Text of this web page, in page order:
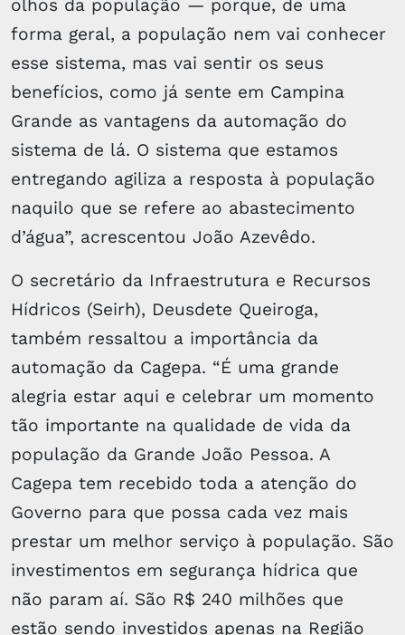
olhos da população — porque, de uma
forma geral, a população nem vai conhecer
esse sistema, mas vai sentir os seus
benefícios, como já sente em Campina
Grande as vantagens da automação do
sistema de lá. O sistema que estamos
entregando agiliza a resposta à população
naquilo que se refere ao abastecimento
d’água”, acrescentou João Azevêdo.
O secretário da Infraestrutura e Recursos
Hídricos (Seirh), Deusdete Queiroga,
também ressaltou a importância da
automação da Cagepa. “É uma grande
alegria estar aqui e celebrar um momento
tão importante na qualidade de vida da
população da Grande João Pessoa. A
Cagepa tem recebido toda a atenção do
Governo para que possa cada vez mais
prestar um melhor serviço à população. São
investimentos em segurança hídrica que
não param aí. São R$ 240 milhões que
estão sendo investidos apenas na Região